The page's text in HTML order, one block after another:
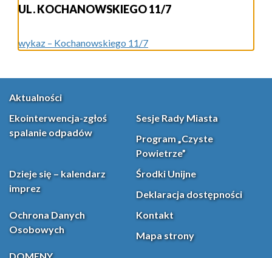
UL. KOCHANOWSKIEGO 11/7
wykaz – Kochanowskiego 11/7
Aktualności
Ekointerwencja-zgłoś
spalanie odpadów
Sesje Rady Miasta
Program „Czyste
Powietrze”
Dzieje się – kalendarz
imprez
Środki Unijne
Deklaracja dostępności
Ochrona Danych
Osobowych
Kontakt
Mapa strony